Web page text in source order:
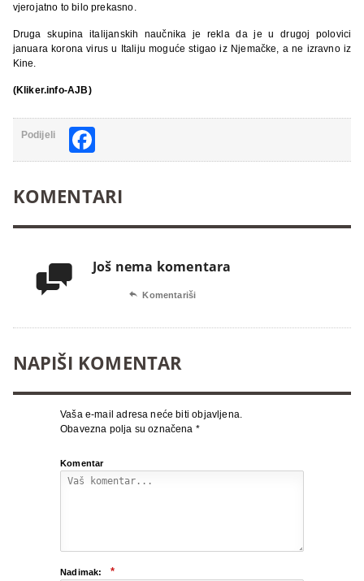
vjerojatno to bilo prekasno.
Druga skupina italijanskih naučnika je rekla da je u drugoj polovici
januara korona virus u Italiju moguće stigao iz Njemačke, a ne izravno iz
Kine.
(Kliker.info-AJB)
Podijeli
KOMENTARI
 Još nema komentara
 Komentariši
NAPIŠI KOMENTAR
Vaša e-mail adresa neće biti objavljena.
Obavezna polja su označena *
Komentar
Nadimak: *